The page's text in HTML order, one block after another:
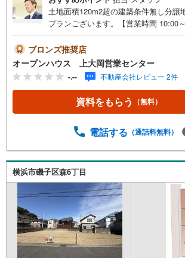
土地面積120m2超の建築条件無し分譲
プランございます。【営業時間 10:00
気軽にご連絡ください！現地を見学さ
現地を見学する（無料）」ボタンより
入いただけますとスムーズにご案内が
ご案内について・平日や夜遅い時間帯
休日を除く・経験豊富なスタッフが
明いたします。・車でご自宅や最寄り
す。◎個別FP相談会 無料物件のご紹
という方も大歓迎です！年間8000棟
しているオープンハウスだから出会え
ます。ぜひお気軽にご連絡・ご相談く
当社のみ、もしくは当社を含めた数社
オープンハウス・ディベロップメント
ブロンズ推奨店
オープンハウス 上大岡営業センター
-.-- 不動産会社レビュー 2件
資料をもらう （無料）
電話する （通話料無料）
横浜市磯子区森6丁目